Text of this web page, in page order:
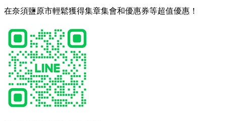
在奈須鹽原市輕鬆獲得集章集會和優惠券等超值優惠！